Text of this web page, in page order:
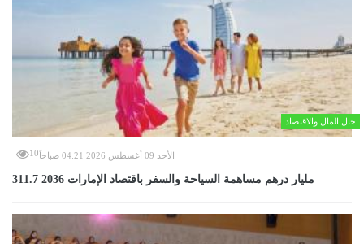
حال المال والاقتصاد
الأحد 09 أغسطس 2026 04:21 صباحاً 10
311.7 مليار درهم مساهمة السياحة والسفر باقتصاد الإمارات 2036